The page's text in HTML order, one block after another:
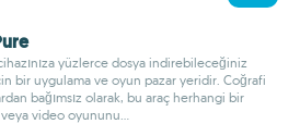
yüzlerce dosya indirebileceğiniz
bir uygulama ve oyun pazar yeridir. Coğrafi
bağımsız olarak, bu araç herhangi bir
video oyununu...